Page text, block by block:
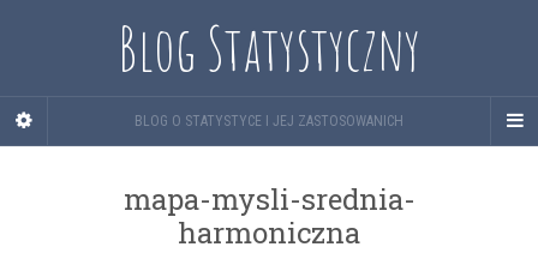
Blog Statystyczny
BLOG O STATYSTYCE I JEJ ZASTOSOWANICH
mapa-mysli-srednia-
harmoniczna